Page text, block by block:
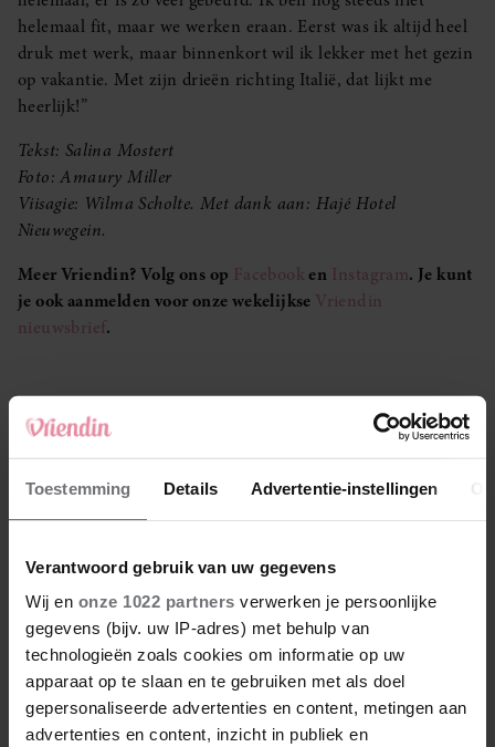
Toestemming Details Advertentie-instellingen
Verantwoord gebruik van uw gegevens
Wij en onze 1022 partners verwerken je persoonlijke
gegevens (bijv. uw IP-adres) met behulp van
technologieën zoals cookies om informatie op uw
apparaat op te slaan en te gebruiken met als doel
gepersonaliseerde advertenties en content, metingen aan
advertenties en content, inzicht in publiek en
helemaal fit, maar we werken eraan. Eerst was ik altijd heel
druk met werk, maar binnenkort wil ik lekker met het gezin
op vakantie. Met zijn drieën richting Italië, dat lijkt me
heerlijk!”
Tekst: Salina Mostert
Foto: Amaury Miller
Viisagie: Wilma Scholte. Met dank aan: Hajé Hotel
Nieuwegein.
Meer Vriendin? Volg ons op Facebooken Instagram. Je kunt
je ook aanmelden voor onze wekelijkse Vriendin
nieuwsbrief.
LEES OOK
Money talks – Rianne (53): ‘Doordat ik er zo
bovenop zit, hebben we geen schulden’
Fiona is mantelzorger voor haar vader: ‘Ik durf
niet op vakantie, mijn hoofd staat er ook niet
naar’